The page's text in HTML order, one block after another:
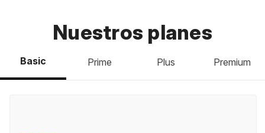
Nuestros planes
Basic Prime Plus Premium